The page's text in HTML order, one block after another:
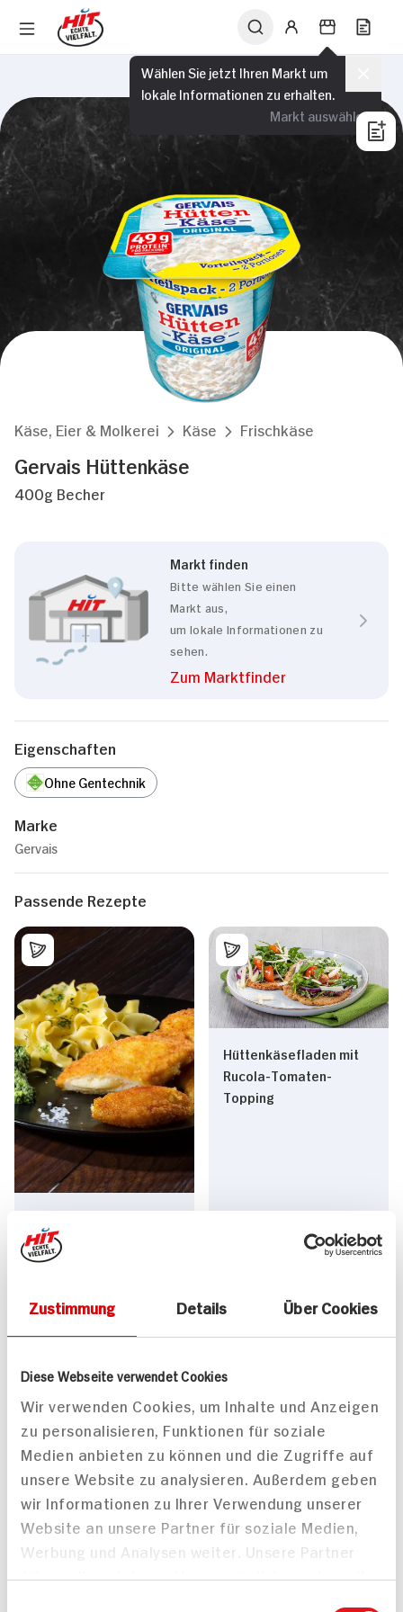
Zustimmung Details Über Cookies
Diese Webseite verwendet Cookies
Wir verwenden Cookies, um Inhalte und Anzeigen
zu personalisieren, Funktionen für soziale
Medien anbieten zu können und die Zugriffe auf
unsere Website zu analysieren. Außerdem geben
wir Informationen zu Ihrer Verwendung unserer
Website an unsere Partner für soziale Medien,
Werbung und Analysen weiter. Unsere Partner
führen diese Informationen möglicherweise mit
Wählen Sie jetzt Ihren Markt um
lokale Informationen zu erhalten.
Markt auswählen
Käse, Eier & Molkerei Käse Frischkäse
Gervais Hüttenkäse
400g Becher
Markt finden
Bitte wählen Sie einen
Markt aus,
um lokale Informationen zu
sehen.
Zum Marktfinder
Eigenschaften
Ohne Gentechnik
Marke
Gervais
Passende Rezepte
Spinat-Kräuter-Sauce
30 min
Leicht
Vegetarisch
Hüttenkäsefladen mit
Rucola-Tomaten-
Topping
Vegetarisch
Küchlein mit Hüttenkäse
15 min
Küchlein mit Hüttenkäse
700 kcal p. Portion